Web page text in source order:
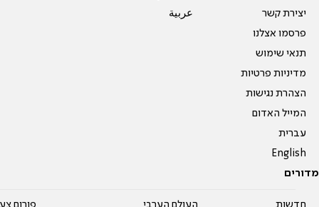
יצירת קשר
פרסמו אצלנו
תנאי שימוש
מדיניות פרטיות
הצהרת נגישות
המייל האדום
עברית
English
عربية
מדורים